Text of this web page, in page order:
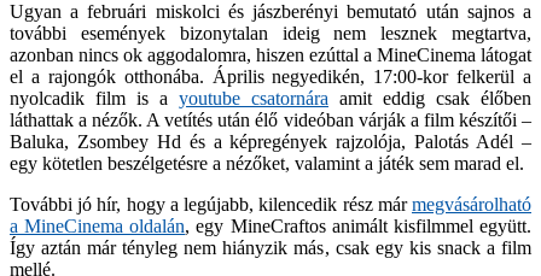
Ugyan a februári miskolci és jászberényi bemutató után sajnos a
további események bizonytalan ideig nem lesznek megtartva,
azonban nincs ok aggodalomra, hiszen ezúttal a MineCinema látogat
el a rajongók otthonába. Április negyedikén, 17:00-kor felkerül a
nyolcadik film is a youtube csatornára amit eddig csak élőben
láthattak a nézők. A vetítés után élő videóban várják a film készítői –
Baluka, Zsombey Hd és a képregények rajzolója, Palotás Adél –
egy kötetlen beszélgetésre a nézőket, valamint a játék sem marad el.
További jó hír, hogy a legújabb, kilencedik rész mármegvásárolható
a MineCinema oldalán, egy MineCraftos animált kisfilmmel együtt.
Így aztán már tényleg nem hiányzik más, csak egy kis snack a film
mellé.